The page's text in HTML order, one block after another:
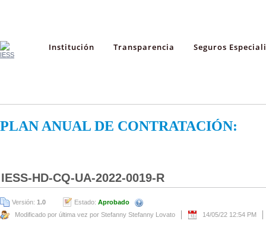
Institución Transparencia Seguros
PLAN ANUAL DE CONTRATACIÓN:
IESS-HD-CQ-UA-2022-0019-R
Versión: 1.0 Estado: Aprobado
Modificado por última vez por Stefanny Stefanny Lovato
14/05/22 12:54 PM